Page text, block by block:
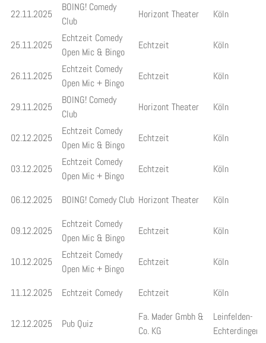
22.11.2025
BOING! Comedy
Club
Horizont Theater Köln
25.11.2025
Echtzeit Comedy
Open Mic & Bingo
Echtzeit Köln
26.11.2025
Echtzeit Comedy
Open Mic + Bingo
Echtzeit Köln
29.11.2025
BOING! Comedy
Club
Horizont Theater Köln
02.12.2025
Echtzeit Comedy
Open Mic & Bingo
Echtzeit Köln
03.12.2025
Echtzeit Comedy
Open Mic + Bingo
Echtzeit Köln
06.12.2025 BOING! Comedy Club Horizont Theater Köln
09.12.2025
Echtzeit Comedy
Open Mic & Bingo
Echtzeit Köln
10.12.2025
Echtzeit Comedy
Open Mic + Bingo
Echtzeit Köln
11.12.2025 Echtzeit Comedy Echtzeit Köln
12.12.2025 Pub Quiz
Fa. Mader Gmbh &
Co. KG
Leinfelden-
Echterdingen